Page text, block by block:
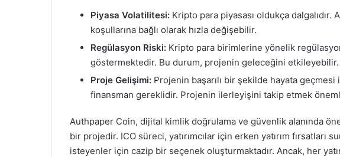
Piyasa Volatilitesi: Kripto para piyasası oldukça dalgalıdır.
koşullarına bağlı olarak hızla değişebilir.
Regülasyon Riski: Kripto para birimlerine yönelik
göstermektedir. Bu durum, projenin geleceğini etkileyebilir.
Proje Gelişimi: Projenin başarılı bir şekilde hayata geçmesi
finansman gereklidir. Projenin ilerleyişini takip etmek
Authpaper Coin, dijital kimlik doğrulama ve güvenlik alanında
bir projedir. ICO süreci, yatırımcılar için erken yatırım fırsatları
isteyenler için cazip bir seçenek oluşturmaktadır. Ancak, her